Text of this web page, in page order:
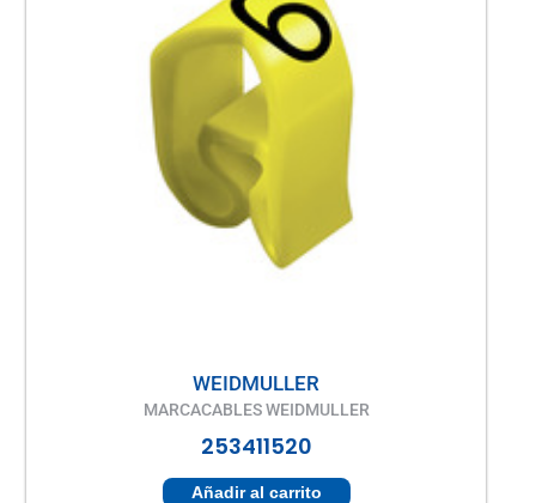
WEIDMULLER
MARCACABLES WEIDMULLER
253411520
Añadir al carrito